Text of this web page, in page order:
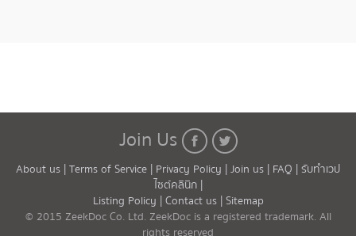
Join Us
About us |Terms of Service | Privacy Policy |Join us | FAQ |รับทำเวป
ไซต์คลินิก |
Listing Policy |Contact us |Sitemap
© 2015 ZeekDoc Co. Ltd. ZeekDoc is a registered trademark. All